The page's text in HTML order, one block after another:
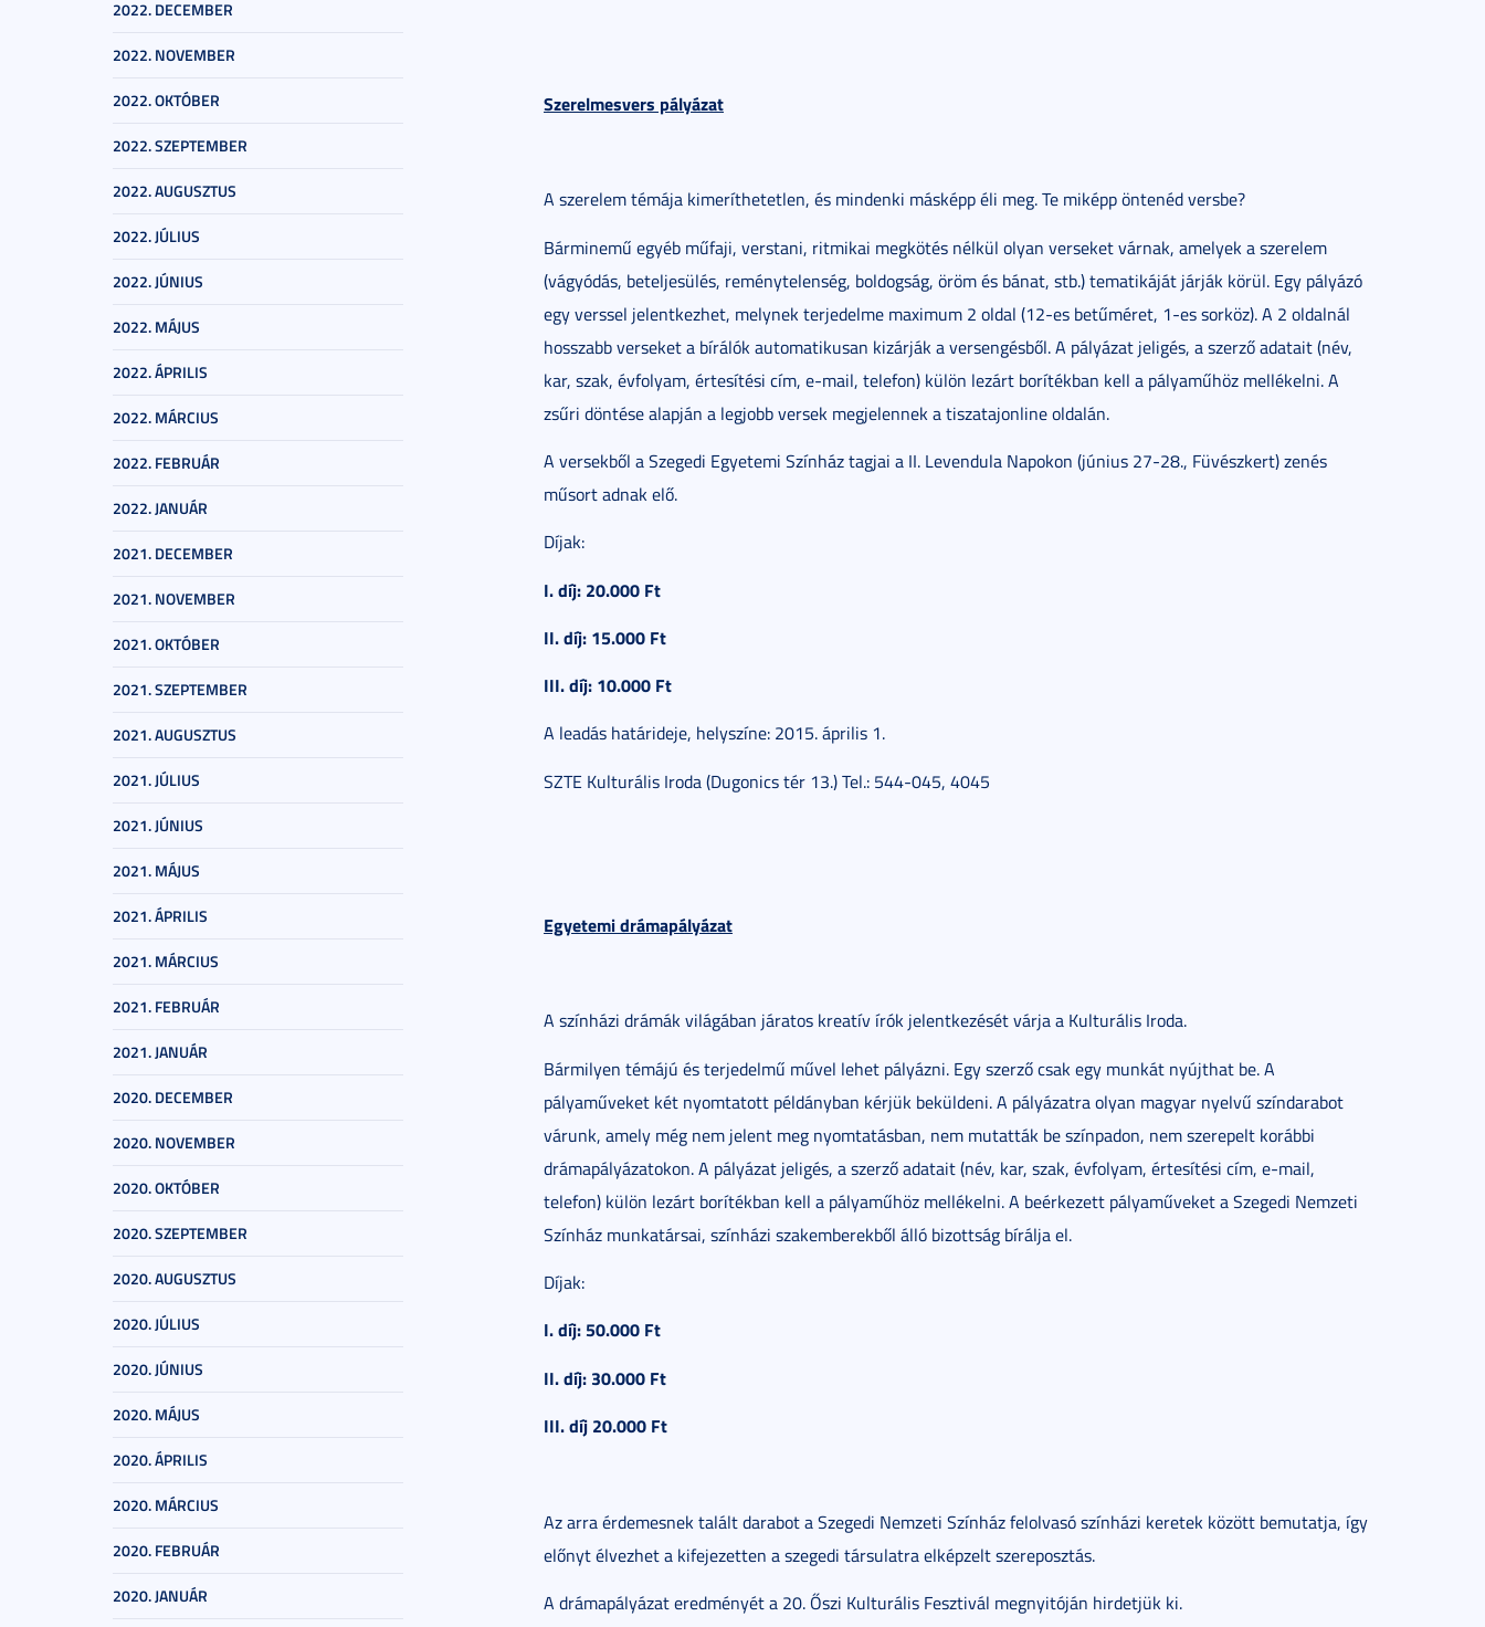
2022. DECEMBER
2022. NOVEMBER
2022. OKTÓBER
2022. SZEPTEMBER
2022. AUGUSZTUS
2022. JÚLIUS
2022. JÚNIUS
2022. MÁJUS
2022. ÁPRILIS
2022. MÁRCIUS
2022. FEBRUÁR
2022. JANUÁR
2021. DECEMBER
2021. NOVEMBER
2021. OKTÓBER
2021. SZEPTEMBER
2021. AUGUSZTUS
2021. JÚLIUS
2021. JÚNIUS
2021. MÁJUS
2021. ÁPRILIS
2021. MÁRCIUS
2021. FEBRUÁR
2021. JANUÁR
2020. DECEMBER
2020. NOVEMBER
2020. OKTÓBER
2020. SZEPTEMBER
2020. AUGUSZTUS
2020. JÚLIUS
2020. JÚNIUS
2020. MÁJUS
2020. ÁPRILIS
2020. MÁRCIUS
2020. FEBRUÁR
2020. JANUÁR
Szerelmesvers pályázat
A szerelem témája kimeríthetetlen, és mindenki másképp éli meg. Te miképp öntenéd versbe?
Bárminemű egyéb műfaji, verstani, ritmikai megkötés nélkül olyan verseket várnak, amelyek a szerelem
(vágyódás, beteljesülés, reménytelenség, boldogság, öröm és bánat, stb.) tematikáját járják körül. Egy pályázó
egy verssel jelentkezhet, melynek terjedelme maximum 2 oldal (12-es betűméret, 1-es sorköz). A 2 oldalnál
hosszabb verseket a bírálók automatikusan kizárják a versengésből. A pályázat jeligés, a szerző adatait (név,
kar, szak, évfolyam, értesítési cím, e-mail, telefon) külön lezárt borítékban kell a pályaműhöz mellékelni. A
zsűri döntése alapján a legjobb versek megjelennek a tiszatajonline oldalán.
A versekből a Szegedi Egyetemi Színház tagjai a II. Levendula Napokon (június 27-28., Füvészkert) zenés
műsort adnak elő.
Díjak:
I. díj: 20.000 Ft
II. díj: 15.000 Ft
III. díj: 10.000 Ft
A leadás határideje, helyszíne: 2015. április 1.
SZTE Kulturális Iroda (Dugonics tér 13.) Tel.: 544-045, 4045
Egyetemi drámapályázat
A színházi drámák világában járatos kreatív írók jelentkezését várja a Kulturális Iroda.
Bármilyen témájú és terjedelmű művel lehet pályázni. Egy szerző csak egy munkát nyújthat be. A
pályaműveket két nyomtatott példányban kérjük beküldeni. A pályázatra olyan magyar nyelvű színdarabot
várunk, amely még nem jelent meg nyomtatásban, nem mutatták be színpadon, nem szerepelt korábbi
drámapályázatokon. A pályázat jeligés, a szerző adatait (név, kar, szak, évfolyam, értesítési cím, e-mail,
telefon) külön lezárt borítékban kell a pályaműhöz mellékelni. A beérkezett pályaműveket a Szegedi Nemzeti
Színház munkatársai, színházi szakemberekből álló bizottság bírálja el.
Díjak:
I. díj: 50.000 Ft
II. díj: 30.000 Ft
III. díj 20.000 Ft
Az arra érdemesnek talált darabot a Szegedi Nemzeti Színház felolvasó színházi keretek között bemutatja, így
előnyt élvezhet a kifejezetten a szegedi társulatra elképzelt szereposztás.
A drámapályázat eredményét a 20. Őszi Kulturális Fesztivál megnyitóján hirdetjük ki.